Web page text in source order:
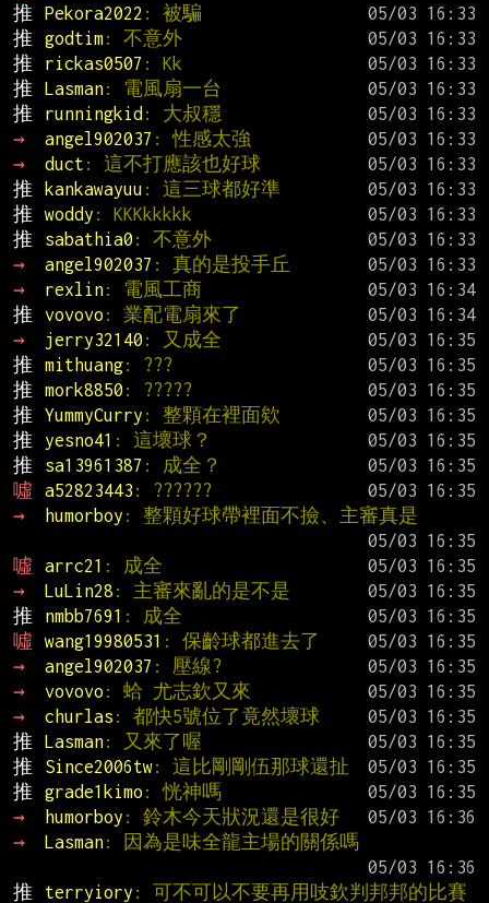
推
Pekora2022 : 被騙
推
godtim: 不意外
推
rickas0507 : Kk
推
Lasman: 電風扇一台
推
runningkid : 大叔穩
→
angel902037 : 性感太強
→
duct : 這不打應該也好球
推
kankawayuu : 這三球都好準
推
woddy : KKKkkkkk
推
sabathia0 : 不意外
→
angel902037 : 真的是投手丘
→
rexlin: 電風工商
推
vovovo : 業配電扇來了
→
jerry32140 : 又成全
推
mithuang: ???
推
mork8850 : ?????
推
YummyCurry : 整顆在裡面欸
推
yesno41 : 這壞球？
推
sa13961387 : 成全？
噓
a52823443 : ??????
→
humorboy : 整顆好球帶裡面不撿、主審真是
噓
arrc21 : 成全
→
LuLin28 : 主審來亂的是不是
推
nmbb7691 : 成全
噓
wang19980531 : 保齡球都進去了
→
angel902037 : 壓線?
→
vovovo : 蛤 尤志欽又來
→
churlas : 都快5號位了竟然壞球
推
Lasman: 又來了喔
推
Since2006tw: 這比剛剛伍那球還扯
推
grade1kimo : 恍神嗎
→
humorboy : 鈴木今天狀況還是很好
→
Lasman: 因為是味全龍主場的關係嗎
推
terryiory : 可不可以不要再用吱欽判邦邦的比賽